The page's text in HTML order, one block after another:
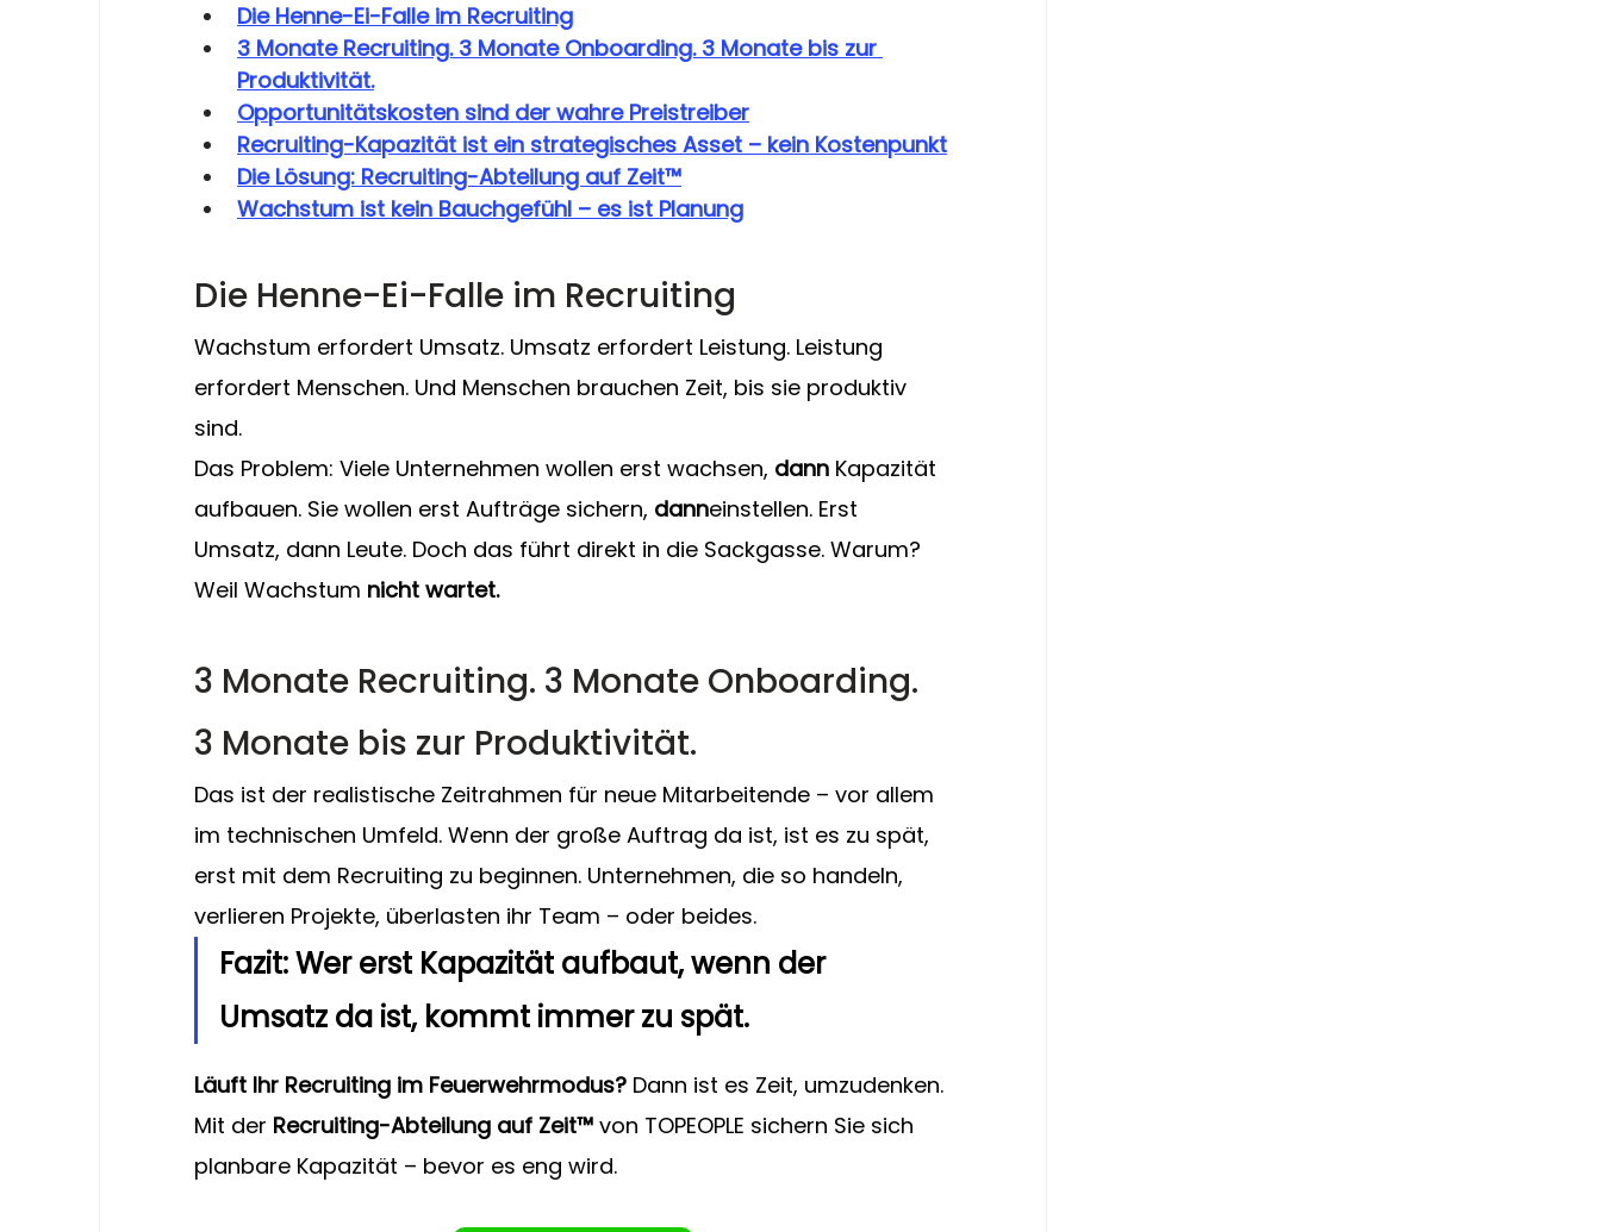
Die Henne-Ei-Falle im Recruiting
3 Monate Recruiting. 3 Monate Onboarding. 3 Monate bis zur
Produktivität.
Opportunitätskosten sind der wahre Preistreiber
Recruiting-Kapazität ist ein strategisches Asset – kein Kostenpunkt
Die Lösung: Recruiting-Abteilung auf Zeit™
Wachstum ist kein Bauchgefühl – es ist Planung
Die Henne-Ei-Falle im Recruiting
Wachstum erfordert Umsatz. Umsatz erfordert Leistung. Leistung
erfordert Menschen. Und Menschen brauchen Zeit, bis sie produktiv
sind.
Das Problem: Viele Unternehmen wollen erst wachsen, dann Kapazität
aufbauen. Sie wollen erst Aufträge sichern, danneinstellen. Erst
Umsatz, dann Leute. Doch das führt direkt in die Sackgasse. Warum?
Weil Wachstum nicht wartet.
3 Monate Recruiting. 3 Monate Onboarding.
3 Monate bis zur Produktivität.
Das ist der realistische Zeitrahmen für neue Mitarbeitende – vor allem
im technischen Umfeld. Wenn der große Auftrag da ist, ist es zu spät,
erst mit dem Recruiting zu beginnen. Unternehmen, die so handeln,
verlieren Projekte, überlasten ihr Team – oder beides.
Fazit: Wer erst Kapazität aufbaut, wenn der
Umsatz da ist, kommt immer zu spät.
Läuft Ihr Recruiting im Feuerwehrmodus? Dann ist es Zeit, umzudenken.
Mit der Recruiting-Abteilung auf Zeit™ von TOPEOPLE sichern Sie sich
planbare Kapazität – bevor es eng wird.